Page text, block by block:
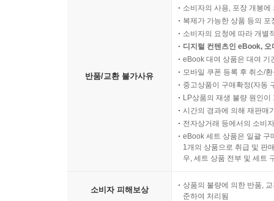
반품/교환 불가사유
소비자의 사용, 포장 개봉
복제가 가능한 상품 등의
소비자의 요청에 따라 개별
디지털 컨텐츠인 eBook,
eBook 대여 상품은 대여 기
모바일 쿠폰 등록 후 취소/
중고상품이 구매확정(자동
LP상품의 재생 불량 원인
시간의 경과에 의해 재판매
전자상거래 등에서의 소비
eBook 세트 상품은 일괄 구
1개의 상품으로 취급 및 판
우, 세트 상품 전부 및 세트
소비자 피해보상
상품의 불량에 의한 반품,
준하여 처리됨